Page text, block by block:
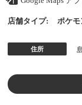
店舗タイプ: ポケ
住所